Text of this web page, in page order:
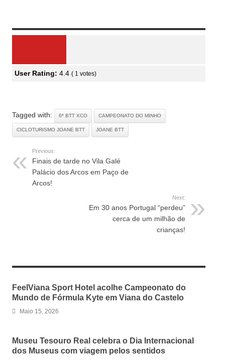
User Rating: 4.4 ( 1 votes)
Tagged with: 6º BTT XCO CAMPEONATO DO MINHO
CICLOTURISMO JOANE BTT JOANE BTT
Previous:
Finais de tarde no Vila Galé
Palácio dos Arcos em Paço de
Arcos!
Next:
Em 30 anos Portugal “perdeu”
cerca de um milhão de
crianças!
FeelViana Sport Hotel acolhe Campeonato do
Mundo de Fórmula Kyte em Viana do Castelo
Maio 15, 2026
Museu Tesouro Real celebra o Dia Internacional
dos Museus com viagem pelos sentidos